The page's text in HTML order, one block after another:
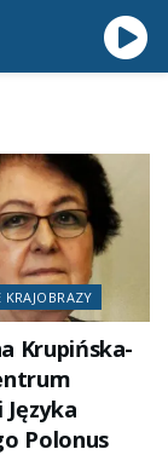
KRAJOBRAZY
Krupińska-
Polonus